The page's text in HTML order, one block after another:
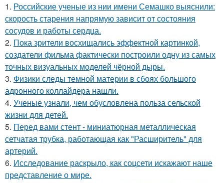
1. Российские ученые из нии имени Семашко выяснили:
скорость старения напрямую зависит от состояния
сосудов и работы сердца.
2. Пока зрители восхищались эффектной картинкой,
создатели фильма фактически построили одну из самых
точных визуальных моделей чёрной дыры.
3. Физики следы темной материи в сбоях большого
адронного коллайдера нашли.
4. Ученые узнали, чем обусловлена польза сельской
жизни для детей.
5. Перед вами стент - миниатюрная металлическая
сетчатая трубка, работающая как "Расширитель" для
артерий.
6. Исследование раскрыло, как соцсети искажают наше
представление о мире.